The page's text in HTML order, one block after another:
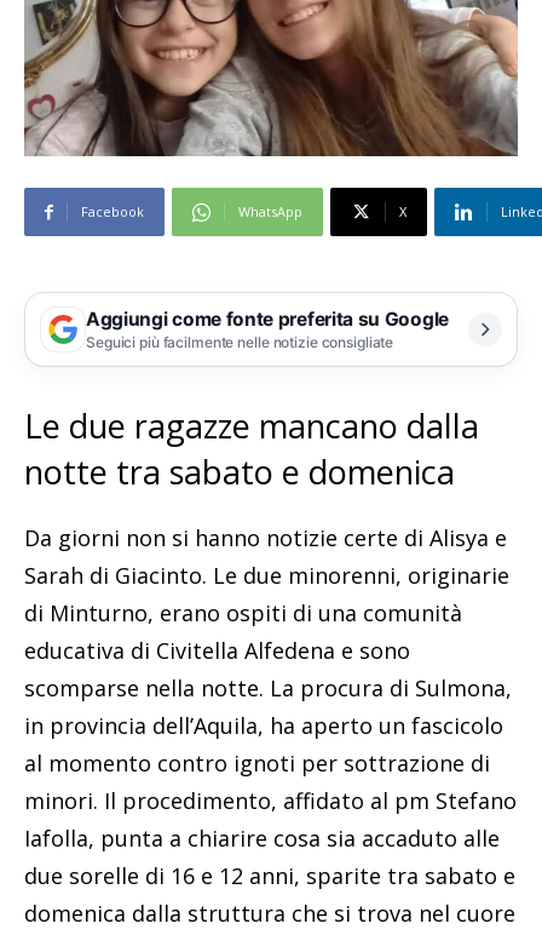
Facebook WhatsApp X
Aggiungi come fonte preferita su Google
Seguici più facilmente nelle notizie consigliate
Le due ragazze mancano dalla
notte tra sabato e domenica
Da giorni non si hanno notizie certe di Alisya e
Sarah di Giacinto. Le due minorenni, originarie
di Minturno, erano ospiti di una comunità
educativa di Civitella Alfedena e sono
scomparse nella notte. La procura di Sulmona,
in provincia dell’Aquila, ha aperto un fascicolo
al momento contro ignoti per sottrazione di
minori. Il procedimento, affidato al pm Stefano
Iafolla, punta a chiarire cosa sia accaduto alle
due sorelle di 16 e 12 anni, sparite tra sabato e
domenica dalla struttura che si trova nel cuore